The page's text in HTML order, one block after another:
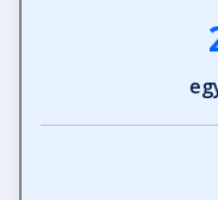
Fejezet hossza: